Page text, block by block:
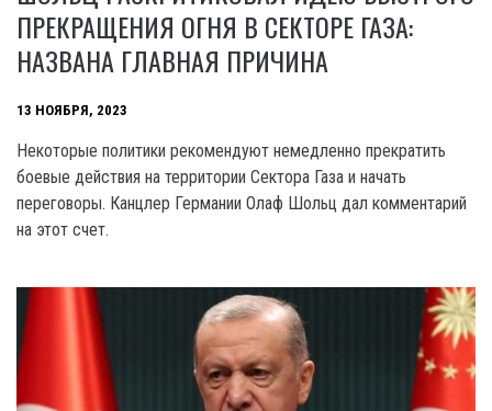
ПРЕКРАЩЕНИЯ ОГНЯ В СЕКТОРЕ ГАЗА:
НАЗВАНА ГЛАВНАЯ ПРИЧИНА
13 НОЯБРЯ, 2023
Некоторые политики рекомендуют немедленно прекратить
боевые действия на территории Сектора Газа и начать
переговоры. Канцлер Германии Олаф Шольц дал комментарий
на этот счет.